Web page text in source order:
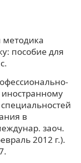
методика
пособие для
в
заоч.
2012 г.).